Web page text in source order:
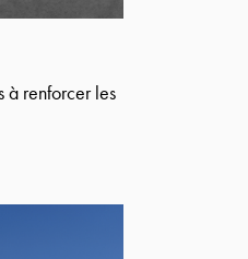
à renforcer les